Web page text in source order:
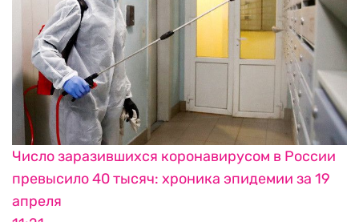
Число заразившихся коронавирусом в России
превысило 40 тысяч: хроника эпидемии за 19
апреля